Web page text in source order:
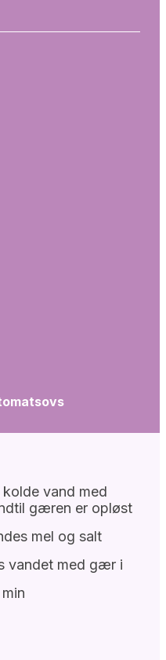
vand med
gæren er opløst
mel og salt
vandet med gær i